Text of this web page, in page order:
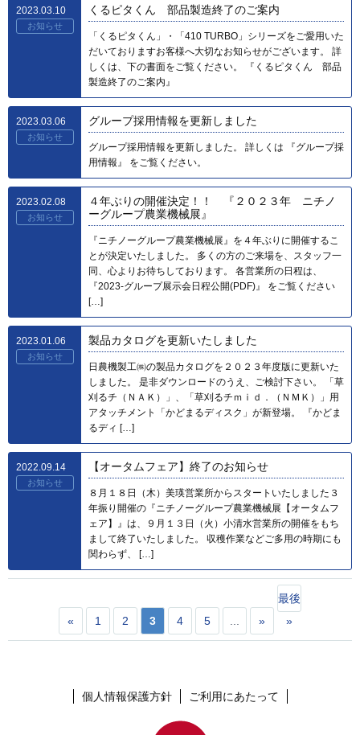
2023.03.10
お知らせ
くるピタくん 部品製造終了のご案内
「くるピタくん」・「410 TURBO」シリーズをご愛用いた
だいておりますお客様へ大切なお知らせがございます。 詳
しくは、下の書面をご覧ください。 『くるピタくん 部品
製造終了のご案内』
2023.03.06
お知らせ
グループ採用情報を更新しました
グループ採用情報を更新しました。 詳しくは 『グループ採
用情報』 をご覧ください。
2023.02.08
お知らせ
４年ぶりの開催決定！！ 『２０２３年 ニチノ
ーグループ農業機械展』
『ニチノーグループ農業機械展』を４年ぶりに開催するこ
とが決定いたしました。 多くの方のご来場を、スタッフ一
同、心よりお待ちしております。 各営業所の日程は、
『2023-グループ展示会日程公開(PDF)』 をご覧ください
[…]
2023.01.06
お知らせ
製品カタログを更新いたしました
日農機製工㈱の製品カタログを２０２３年度版に更新いた
しました。 是非ダウンロードのうえ、ご検討下さい。 「草
刈るチ（ＮＡＫ）」、「草刈るチｍｉｄ．（ＮＭＫ）」用
アタッチメント「かどまるディスク」が新登場。 『かどま
るディ […]
2022.09.14
お知らせ
【オータムフェア】終了のお知らせ
８月１８日（木）美瑛営業所からスタートいたしました３
年振り開催の『ニチノーグループ農業機械展【オータムフ
ェア】』は、９月１３日（火）小清水営業所の開催をもち
まして終了いたしました。 収穫作業などご多用の時期にも
関わらず、 […]
« 1 2 3 4 5 »
最後
»
個人情報保護方針 ご利用にあたって